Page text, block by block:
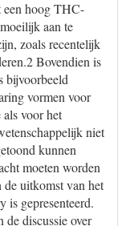
een hoog THC-
aan te
zoals recentelijk
Bovendien is
bijvoorbeeld
vormen voor
voor het
niet
kunnen
moeten worden
de uitkomst van het
is gepresenteerd.
discussie over